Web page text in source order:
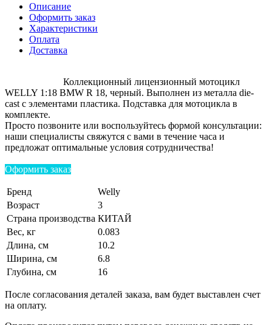
Описание
Оформить заказ
Характеристики
Оплата
Доставка
Коллекционный лицензионный мотоцикл
WELLY 1:18 BMW R 18, черный. Выполнен из металла die-
cast с элементами пластика. Подставка для мотоцикла в
комплекте.
Просто позвоните или воспользуйтесь формой консультации:
наши специалисты свяжутся с вами в течение часа и
предложат оптимальные условия сотрудничества!
Оформить заказ
Бренд
Welly
Возраст
3
Страна производства КИТАЙ
Вес, кг
0.083
Длина, см
10.2
Ширина, см
6.8
Глубина, см
16
После согласования деталей заказа, вам будет выставлен счет
на оплату.